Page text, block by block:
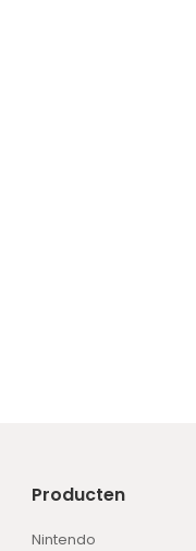
Producten
Nintendo